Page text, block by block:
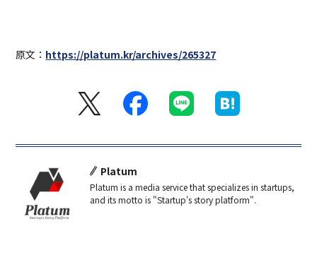
原文： https://platum.kr/archives/265327
Platum
Platum is a media service that specializes in startups,
and its motto is "Startup's story platform".